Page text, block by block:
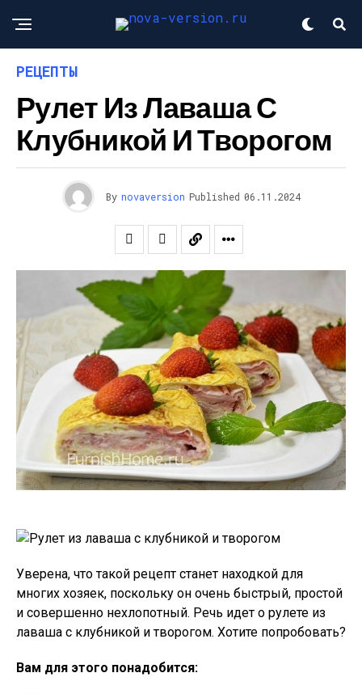
РЕЦЕПТЫ
Рулет Из Лаваша С
Клубникой И Творогом
By novaversion Published 06.11.2024
Уверена, что такой рецепт станет находкой для
многих хозяек, поскольку он очень быстрый, простой
и совершенно нехлопотный. Речь идет о рулете из
лаваша с клубникой и творогом. Хотите попробовать?
Вам для этого понадобится: